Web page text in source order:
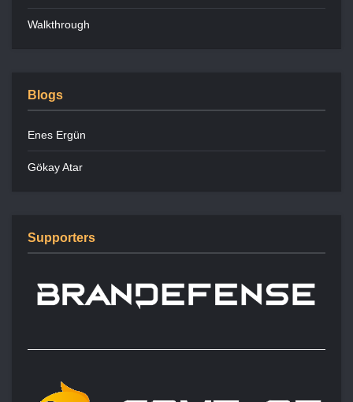
Walkthrough
Blogs
Enes Ergün
Gökay Atar
Supporters